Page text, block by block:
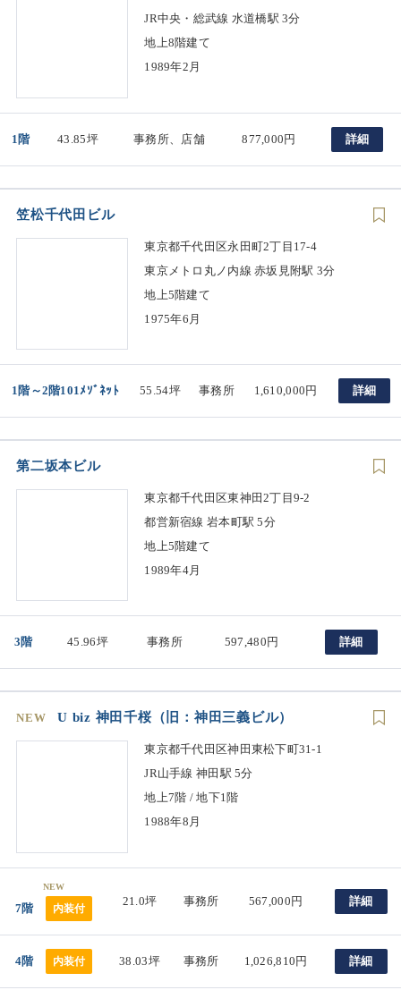
JR中央・総武線 水道橋駅 3分
地上8階建て
1989年2月
1階 43.85坪 事務所、店舗 877,000円 詳細
笠松千代田ビル
東京都千代田区永田町2丁目17-4
東京メトロ丸ノ内線 赤坂見附駅 3分
地上5階建て
1975年6月
1階～2階101ﾒｿﾞﾈｯﾄ 55.54坪 事務所 1,610,000円 詳細
第二坂本ビル
東京都千代田区東神田2丁目9-2
都営新宿線 岩本町駅 5分
地上5階建て
1989年4月
3階 45.96坪 事務所 597,480円 詳細
NEW U biz 神田千桜（旧：神田三義ビル）
東京都千代田区神田東松下町31-1
JR山手線 神田駅 5分
地上7階 / 地下1階
1988年8月
NEW
7階 内装付
21.0坪 事務所 567,000円 詳細
4階 内装付 38.03坪 事務所 1,026,810円 詳細